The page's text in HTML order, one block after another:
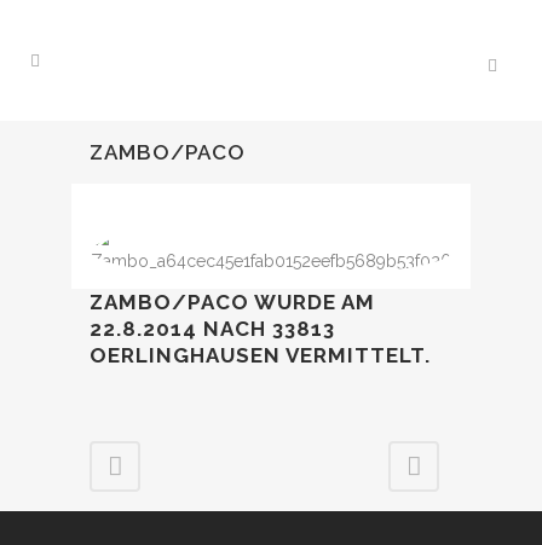
ZAMBO/PACO
ZAMBO/PACO WURDE AM
22.8.2014 NACH 33813
OERLINGHAUSEN VERMITTELT.